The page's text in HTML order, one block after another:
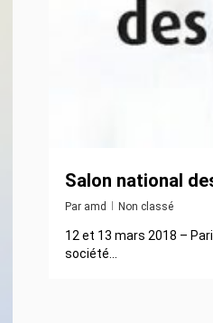
Salon national
Par amd Non classé
12 et 13 mars 2018 –
société...